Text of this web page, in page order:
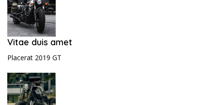
Vitae duis amet
Placerat 2019 GT